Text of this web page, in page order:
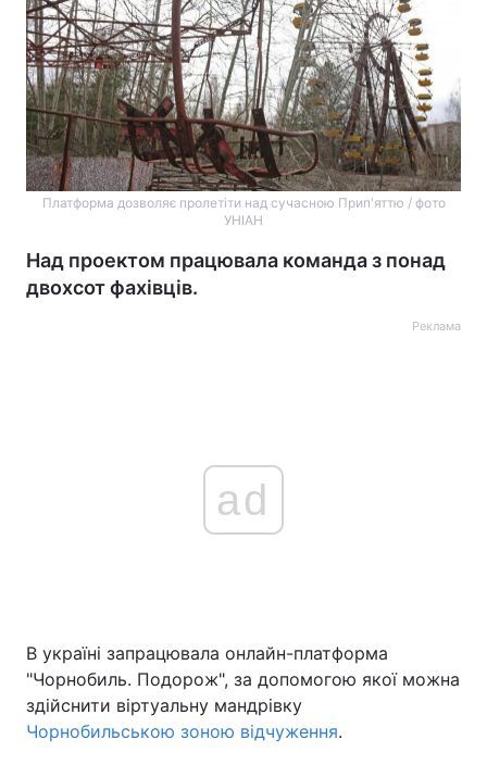
Платформа дозволяє пролетіти над сучасною Прип'яттю / фото
УНІАН
Над проектом працювала команда з понад
двохсот фахівців.
Реклама
ad
В україні запрацювала онлайн-платформа
"Чорнобиль. Подорож", за допомогою якої можна
здійснити віртуальну мандрівку
Чорнобильською зоною відчуження.